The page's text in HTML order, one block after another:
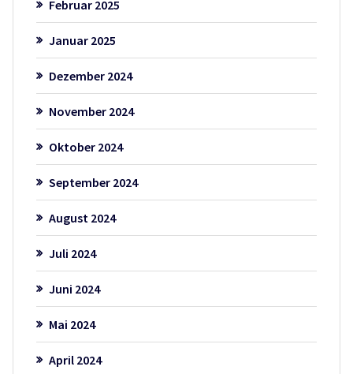
Februar 2025
Januar 2025
Dezember 2024
November 2024
Oktober 2024
September 2024
August 2024
Juli 2024
Juni 2024
Mai 2024
April 2024